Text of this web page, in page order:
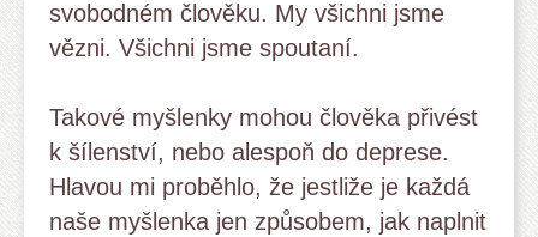
svobodném člověku. My všichni jsme
vězni. Všichni jsme spoutaní.
Takové myšlenky mohou člověka přivést
k šílenství, nebo alespoň do deprese.
Hlavou mi proběhlo, že jestliže je každá
naše myšlenka jen způsobem, jak naplnit